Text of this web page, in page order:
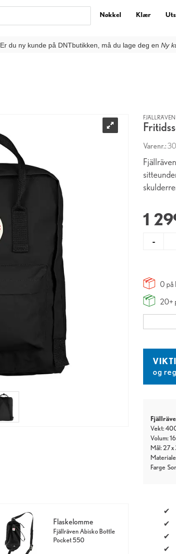
Er du ny kunde på DNTbutikken, må du lage deg en Ny
Nøkkel Klær
Varenr.:
1
-
0 på
20+
og
Vekt:
Volum:
Mål: 27 x
Farge
Flaskelomme
Fjällräven Abisko Bottle
Pocket 550